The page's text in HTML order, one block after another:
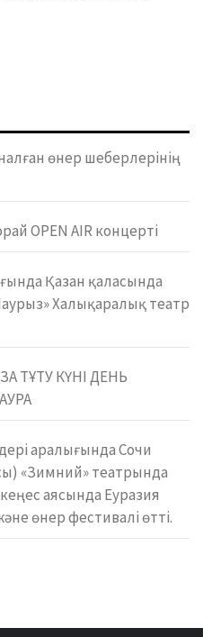
өнер шеберлерінің
OPEN AIR концерті
Қазан қаласында
Халықаралық театр
ТҰТУ КҮНІ ДЕНЬ
аралығында Сочи
«Зимний» театрында
аясында Еуразия
өнер фестивалі өтті.